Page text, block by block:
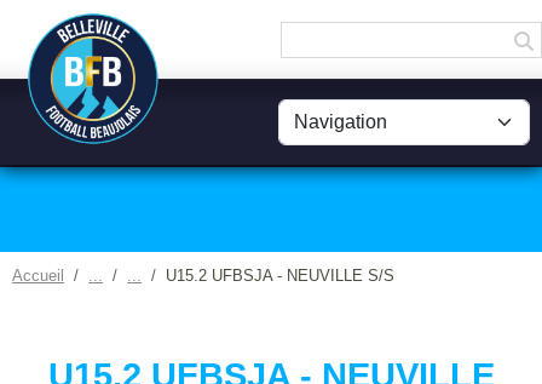
Accueil U15.2 UFBSJA - NEUVILLE S/S
U15.2 UFBSJA - NEUVILLE
Panneau de gestion des cookies